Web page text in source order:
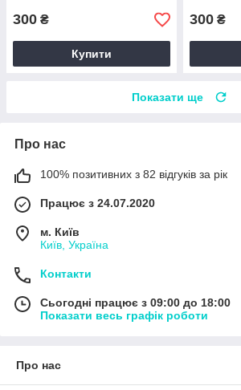
300 ₴
Купити
300 ₴
Показати ще
Про нас
100% позитивних з 82 відгуків за рік
Працює з 24.07.2020
м. Київ
Київ, Україна
Контакти
Сьогодні працює з 09:00 до 18:00
Показати весь графік роботи
Про нас